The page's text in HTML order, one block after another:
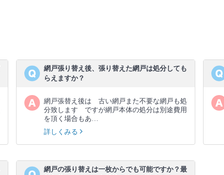
網戸張り替え後、張り替えた網戸は処分しても
らえますか？
網戸張替え後は 古い網戸また不要な網戸も処
分致します ですが網戸本体の処分は別途費用
を頂く場合もあ…
詳しくみる
網戸の張り替えは一枚からでも可能ですか？最